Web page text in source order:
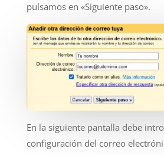
pulsamos en «Siguiente paso».
En la siguiente pantalla debe
configuración del correo